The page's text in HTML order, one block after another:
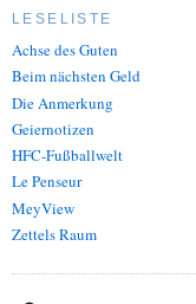
LESELISTE
Achse des Guten
Beim nächsten Geld
Die Anmerkung
Geiernotizen
HFC-Fußballwelt
Le Penseur
MeyView
Zettels Raum